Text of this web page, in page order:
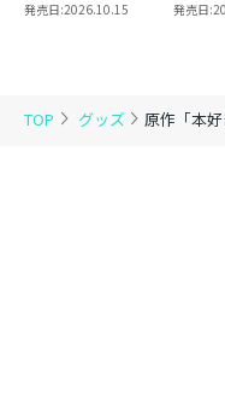
TOP グッズ 原作「本
発売日:2026.10.15 発売日: